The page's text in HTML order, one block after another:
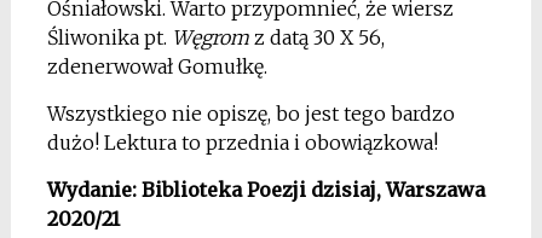
Ośniałowski. Warto przypomnieć, że wiersz
Śliwonika pt. Węgromz datą 30 X 56,
zdenerwował Gomułkę.
Wszystkiego nie opiszę, bo jest tego bardzo
dużo! Lektura to przednia i obowiązkowa!
Wydanie: Biblioteka Poezji dzisiaj, Warszawa
2020/21